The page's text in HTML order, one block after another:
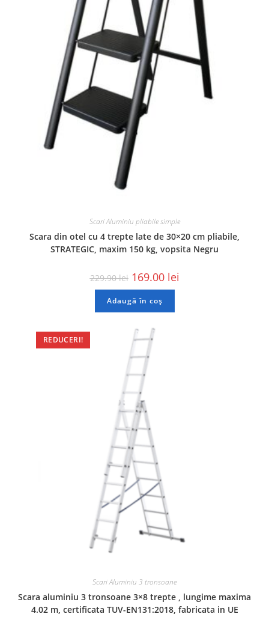
Scari Aluminiu pliabile simple
Scara din otel cu 4 trepte late de 30×20 cm pliabile,
STRATEGIC, maxim 150 kg, vopsita Negru
229.90lei 169.00 lei
Adaugă în coș
REDUCERI!
Scari Aluminiu 3 tronsoane
Scara aluminiu 3 tronsoane 3×8 trepte , lungime maxima
4.02 m, certificata TUV-EN131:2018, fabricata in UE